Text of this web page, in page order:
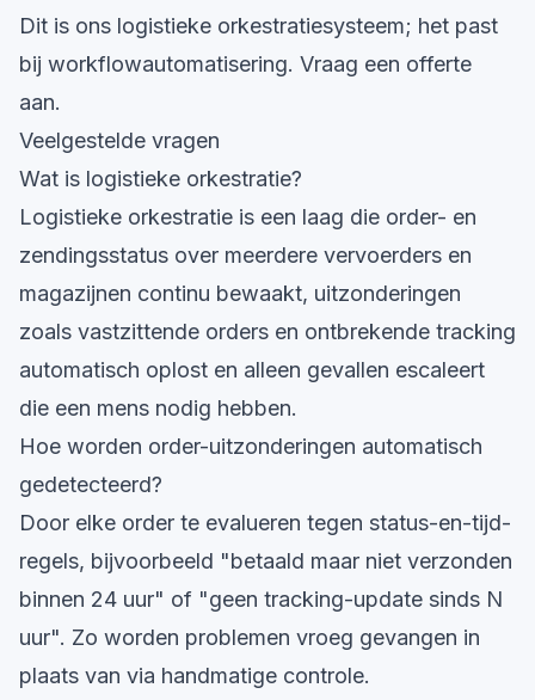
Dit is ons logistieke orkestratiesysteem; het past
bij workflowautomatisering. Vraag een offerte
aan.
Veelgestelde vragen
Wat is logistieke orkestratie?
Logistieke orkestratie is een laag die order- en
zendingsstatus over meerdere vervoerders en
magazijnen continu bewaakt, uitzonderingen
zoals vastzittende orders en ontbrekende tracking
automatisch oplost en alleen gevallen escaleert
die een mens nodig hebben.
Hoe worden order-uitzonderingen automatisch
gedetecteerd?
Door elke order te evalueren tegen status-en-tijd-
regels, bijvoorbeeld "betaald maar niet verzonden
binnen 24 uur" of "geen tracking-update sinds N
uur". Zo worden problemen vroeg gevangen in
plaats van via handmatige controle.